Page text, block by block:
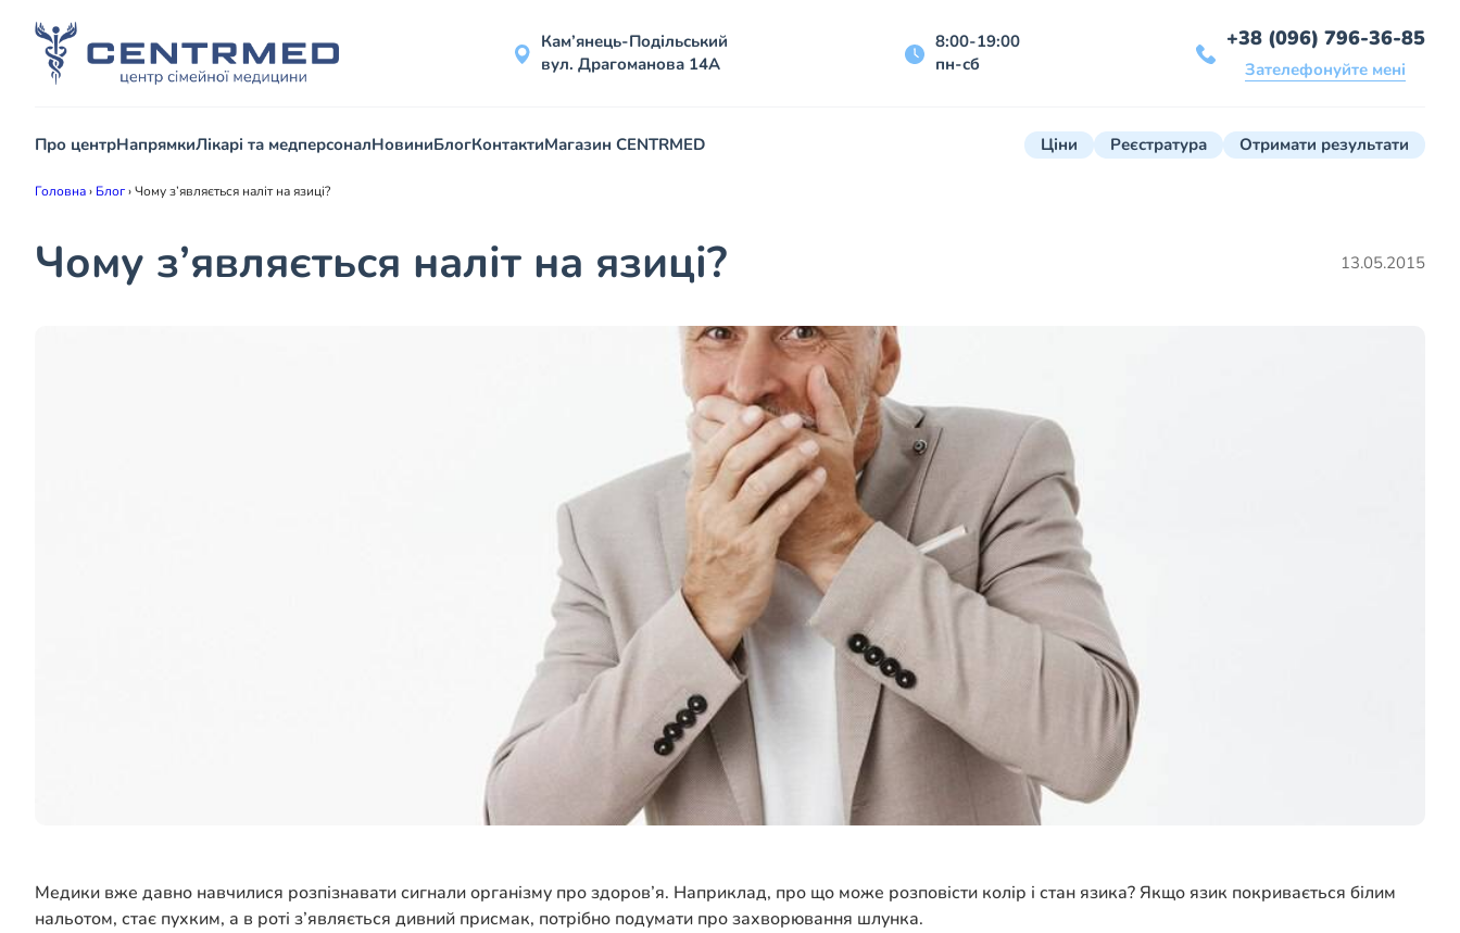
Кам’янець-Подільський
вул. Драгоманова 14А
8:00-19:00
пн-сб
+38 (096) 796-36-85
Зателефонуйте мені
Про центрНапрямкиЛікарі та медперсоналНовиниБлогКонтактиМагазин CENTRMED Ціни Реєстратура Отримати результати
Головна› Блог›Чому з’являється наліт на язиці?
Чому з’являється наліт на язиці? 13.05.2015
Медики вже давно навчилися розпізнавати сигнали організму про здоров’я. Наприклад, про що може розповісти колір і стан язика? Якщо язик покривається білим
нальотом, стає пухким, а в роті з’являється дивний присмак, потрібно подумати про захворювання шлунка.